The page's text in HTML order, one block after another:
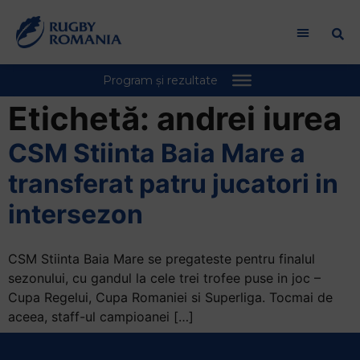
Etichetă: andrei iurea
CSM Stiinta Baia Mare a
transferat patru jucatori in
intersezon
CSM Stiinta Baia Mare se pregateste pentru finalul
sezonului, cu gandul la cele trei trofee puse in joc –
Cupa Regelui, Cupa Romaniei si Superliga. Tocmai de
aceea, staff-ul campioanei […]